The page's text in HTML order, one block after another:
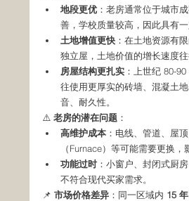
地段更优 ：老房通常位于城市
善，学校质量较高，因此具有一
土地增值更快 ：在土地资源有
独立屋，土地价值的增长速度往
房屋结构更扎实 ：上世纪 80-
往使用更厚实的砖墙、混凝土
音、耐久性。
⚠️ 老房的潜在问题 ：
高维护成本 ：电线、管道、屋
（Furnace）等可能需要更换，
功能过时：小窗户、封闭式厨
不符合现代买家需求。
📌 市场价格差异 ：同一区域内 15